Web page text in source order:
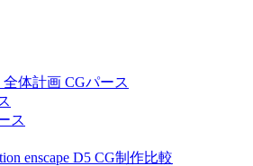
体計画 CGパース
ス
enscape D5 CG制作比較